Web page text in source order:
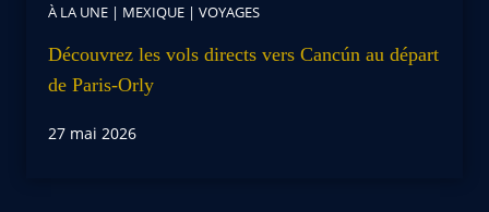
À LA UNE | MEXIQUE | VOYAGES
Découvrez les vols directs vers Cancún au départ
de Paris-Orly
27 mai 2026